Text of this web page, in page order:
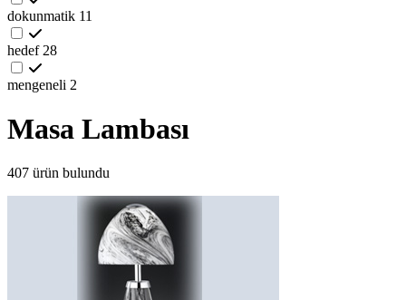
dokunmatik 11
hedef 28
mengeneli 2
Masa Lambası
407 ürün bulundu